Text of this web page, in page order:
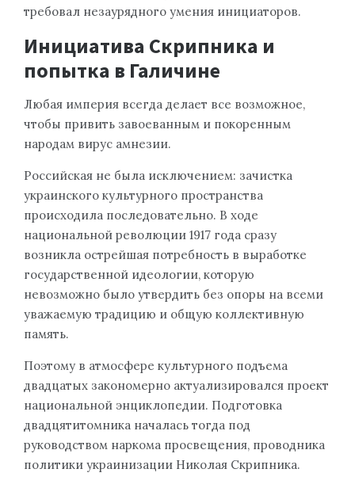
требовал незаурядного умения инициаторов.
Инициатива Скрипника и
попытка в Галичине
Любая империя всегда делает все возможное,
чтобы привить завоеванным и покоренным
народам вирус амнезии.
Российская не была исключением: зачистка
украинского культурного пространства
происходила последовательно. В ходе
национальной революции 1917 года сразу
возникла острейшая потребность в выработке
государственной идеологии, которую
невозможно было утвердить без опоры на всеми
уважаемую традицию и общую коллективную
память.
Поэтому в атмосфере культурного подъема
двадцатых закономерно актуализировался проект
национальной энциклопедии. Подготовка
двадцятитомника началась тогда под
руководством наркома просвещения, проводника
политики украинизации Николая Скрипника.